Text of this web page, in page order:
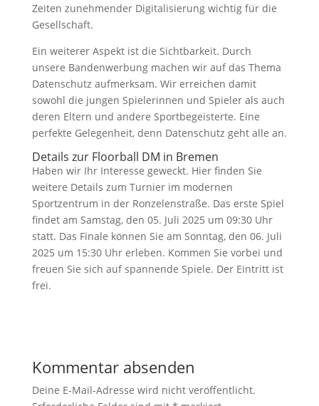
Zeiten zunehmender Digitalisierung wichtig für die
Gesellschaft.
Ein weiterer Aspekt ist die Sichtbarkeit. Durch
unsere Bandenwerbung machen wir auf das Thema
Datenschutz aufmerksam. Wir erreichen damit
sowohl die jungen Spielerinnen und Spieler als auch
deren Eltern und andere Sportbegeisterte. Eine
perfekte Gelegenheit, denn Datenschutz geht alle an.
Details zur Floorball DM in Bremen
Haben wir Ihr Interesse geweckt. Hier finden Sie
weitere Details zum Turnier im modernen
Sportzentrum in der Ronzelenstraße. Das erste Spiel
findet am Samstag, den 05. Juli 2025 um 09:30 Uhr
statt. Das Finale können Sie am Sonntag, den 06. Juli
2025 um 15:30 Uhr erleben. Kommen Sie vorbei und
freuen Sie sich auf spannende Spiele. Der Eintritt ist
frei.
Kommentar absenden
Deine E-Mail-Adresse wird nicht veröffentlicht.